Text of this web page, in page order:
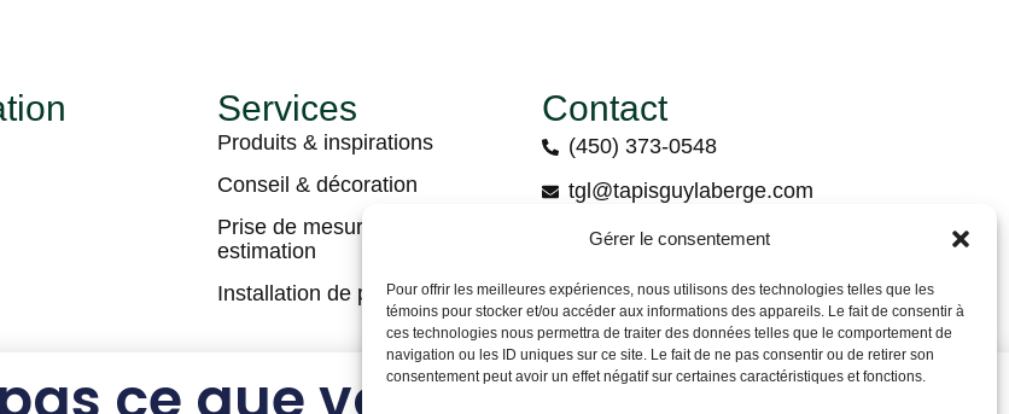
Gérer le consentement
Pour offrir les meilleures expériences, nous utilisons des technologies telles que les
témoins pour stocker et/ou accéder aux informations des appareils. Le fait de consentir à
ces technologies nous permettra de traiter des données telles que le comportement de
navigation ou les ID uniques sur ce site. Le fait de ne pas consentir ou de retirer son
consentement peut avoir un effet négatif sur certaines caractéristiques et fonctions.
Services
Produits & inspirations
Conseil & décoration
Prise de mesures &
estimation
Installation de plancher
Contact
(450) 373-0548
tgl@tapisguylaberge.com
3275 Bd Monseigneur-Langlois, Salaberry-